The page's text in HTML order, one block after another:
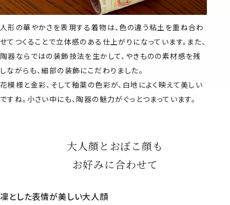
人形の華やかさを表現する着物は、色の違う粘土を重ね合わ
せてつくることで立体感のある仕上がりになっています。また、
陶器ならではの装飾技法を生かして、やきものの素材感を残
しながらも、細部の装飾にこだわりました。
花模様と金彩、そして釉薬の色彩が、白地によく映えて美しい
ですね。小さい中にも、陶器の魅力がぐっとつまっています。
大人顔とおぼこ顔も
お好みに合わせて
凜とした表情が美しい大人顔